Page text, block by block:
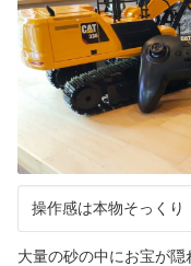
操作感は本物そっくり
大量の砂の中にお宝が隠